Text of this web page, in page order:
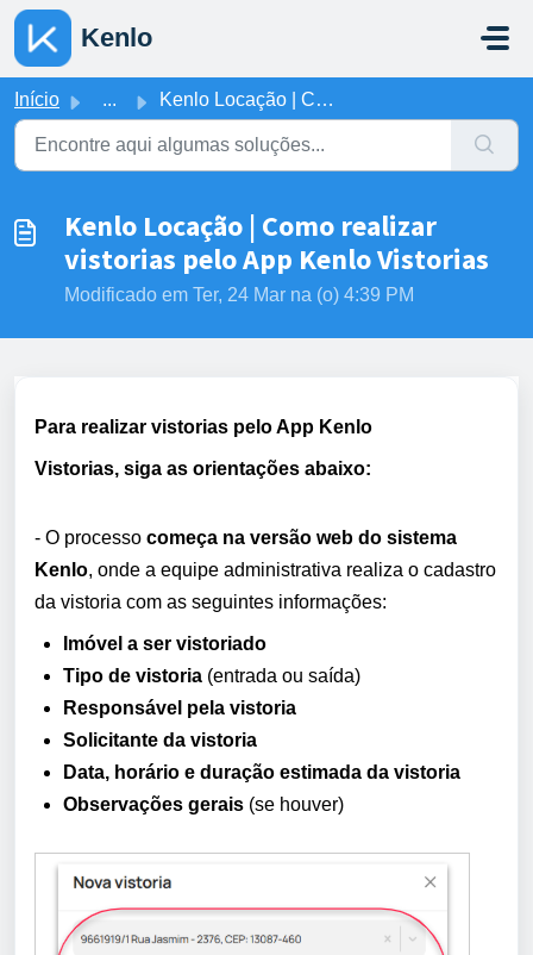
Ir para o conteúdo principal
Kenlo
Início ... Kenlo Locação | Como realizar vistorias pelo App Kenlo Vi...
Kenlo Locação | Como realizar
vistorias pelo App Kenlo Vistorias
Modificado em Ter, 24 Mar na (o) 4:39 PM
Para realizar vistorias pelo App Kenlo
Vistorias, siga as orientações abaixo:
- O processo começa na versão web do sistema
Kenlo, onde a equipe administrativa realiza o cadastro
da vistoria com as seguintes informações:
Imóvel a ser vistoriado
Tipo de vistoria (entrada ou saída)
Responsável pela vistoria
Solicitante da vistoria
Data, horário e duração estimada da vistoria
Observações gerais (se houver)